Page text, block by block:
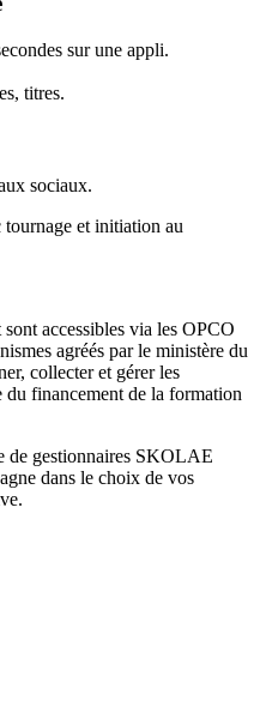
sur une appli.
titres.
sociaux.
et initiation au
accessibles via les OPCO
agréés par le ministère du
collecter et gérer les
du financement de la formation
de gestionnaires SKOLAE
dans le choix de vos